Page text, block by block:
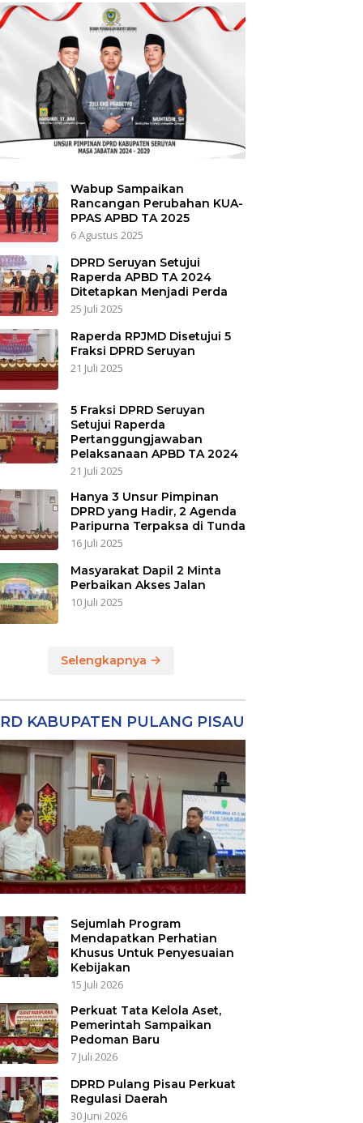
Wabup Sampaikan
Rancangan Perubahan KUA-
PPAS APBD TA 2025
6 Agustus 2025
DPRD Seruyan Setujui
Raperda APBD TA 2024
Ditetapkan Menjadi Perda
25 Juli 2025
Raperda RPJMD Disetujui 5
Fraksi DPRD Seruyan
21 Juli 2025
5 Fraksi DPRD Seruyan
Setujui Raperda
Pertanggungjawaban
Pelaksanaan APBD TA 2024
21 Juli 2025
Hanya 3 Unsur Pimpinan
DPRD yang Hadir, 2 Agenda
Paripurna Terpaksa di Tunda
16 Juli 2025
Masyarakat Dapil 2 Minta
Perbaikan Akses Jalan
10 Juli 2025
Selengkapnya
KABUPATEN PULANG PISAU
Sejumlah Program
Mendapatkan Perhatian
Khusus Untuk Penyesuaian
Kebijakan
15 Juli 2026
Perkuat Tata Kelola Aset,
Pemerintah Sampaikan
Pedoman Baru
7 Juli 2026
DPRD Pulang Pisau Perkuat
Regulasi Daerah
30 Juni 2026